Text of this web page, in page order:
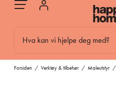
Hva kan vi hjelpe deg med?
Forsiden / Verktøy & tilbehør / Maleutstyr /